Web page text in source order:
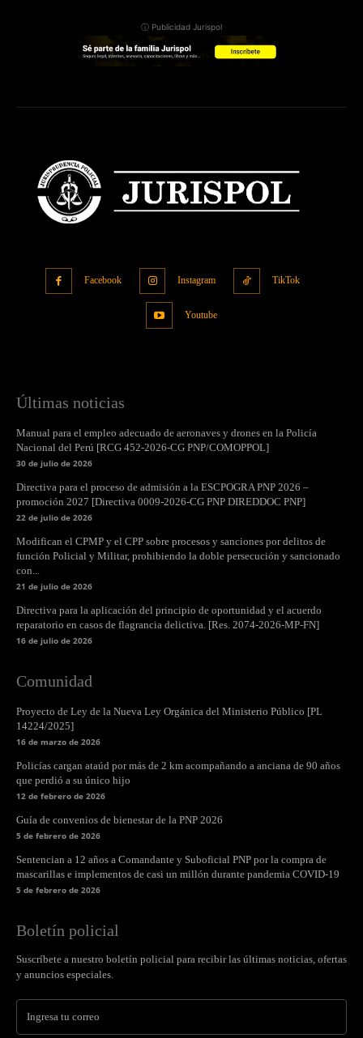
ⓘ Publicidad Jurispol
Facebook Instagram TikTok
Youtube
Últimas noticias
Manual para el empleo adecuado de aeronaves y drones en la Policía
Nacional del Perú [RCG 452-2026-CG PNP/COMOPPOL]
30 de julio de 2026
Directiva para el proceso de admisión a la ESCPOGRA PNP 2026 –
promoción 2027 [Directiva 0009-2026-CG PNP DIREDDOC PNP]
22 de julio de 2026
Modifican el CPMP y el CPP sobre procesos y sanciones por delitos de
función Policial y Militar, prohibiendo la doble persecución y sancionado
con...
21 de julio de 2026
Directiva para la aplicación del principio de oportunidad y el acuerdo
reparatorio en casos de flagrancia delictiva. [Res. 2074-2026-MP-FN]
16 de julio de 2026
Comunidad
Proyecto de Ley de la Nueva Ley Orgánica del Ministerio Público [PL
14224/2025]
16 de marzo de 2026
Policías cargan ataúd por más de 2 km acompañando a anciana de 90 años
que perdió a su único hijo
12 de febrero de 2026
Guía de convenios de bienestar de la PNP 2026
5 de febrero de 2026
Sentencian a 12 años a Comandante y Suboficial PNP por la compra de
mascarillas e implementos de casi un millón durante pandemia COVID-19
5 de febrero de 2026
Boletín policial
Suscríbete a nuestro boletín policial para recibir las últimas noticias, ofertas
y anuncios especiales.